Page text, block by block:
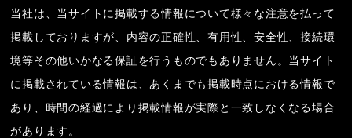
当社は、当サイトに掲載する情報について様々な注意を払って
掲載しておりますが、内容の正確性、有用性、安全性、接続環
境等その他いかなる保証を行うものでもありません。当サイト
に掲載されている情報は、あくまでも掲載時点における情報で
あり、時間の経過により掲載情報が実際と一致しなくなる場合
があります。